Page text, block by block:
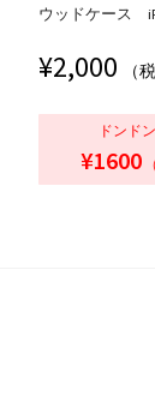
ウッドケース
¥2,000 （
ドンド
¥1600